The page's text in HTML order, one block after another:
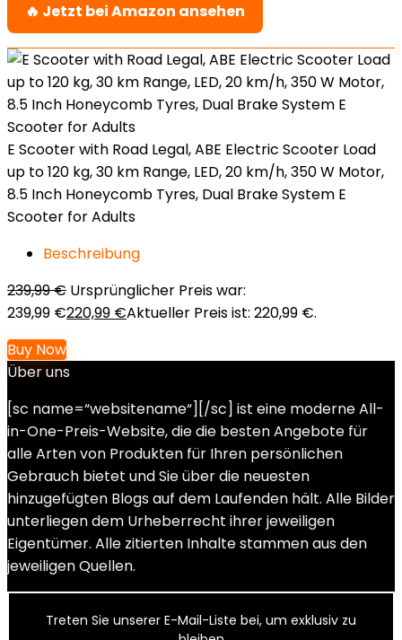
🔥 Jetzt bei Amazon ansehen
E Scooter with Road Legal, ABE Electric Scooter Load
up to 120 kg, 30 km Range, LED, 20 km/h, 350 W Motor,
8.5 Inch Honeycomb Tyres, Dual Brake System E
Scooter for Adults
Beschreibung
239,99€ Ursprünglicher Preis war:
239,99 €220,99 €Aktueller Preis ist: 220,99 €.
Buy Now
Über uns
[sc name=“websitename“][/sc] ist eine moderne All-
in-One-Preis-Website, die die besten Angebote für
alle Arten von Produkten für Ihren persönlichen
Gebrauch bietet und Sie über die neuesten
hinzugefügten Blogs auf dem Laufenden hält. Alle Bilder
unterliegen dem Urheberrecht ihrer jeweiligen
Eigentümer. Alle zitierten Inhalte stammen aus den
jeweiligen Quellen.
Treten Sie unserer E-Mail-Liste bei, um exklusiv zu